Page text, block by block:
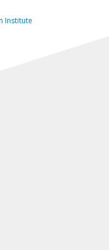
Institute